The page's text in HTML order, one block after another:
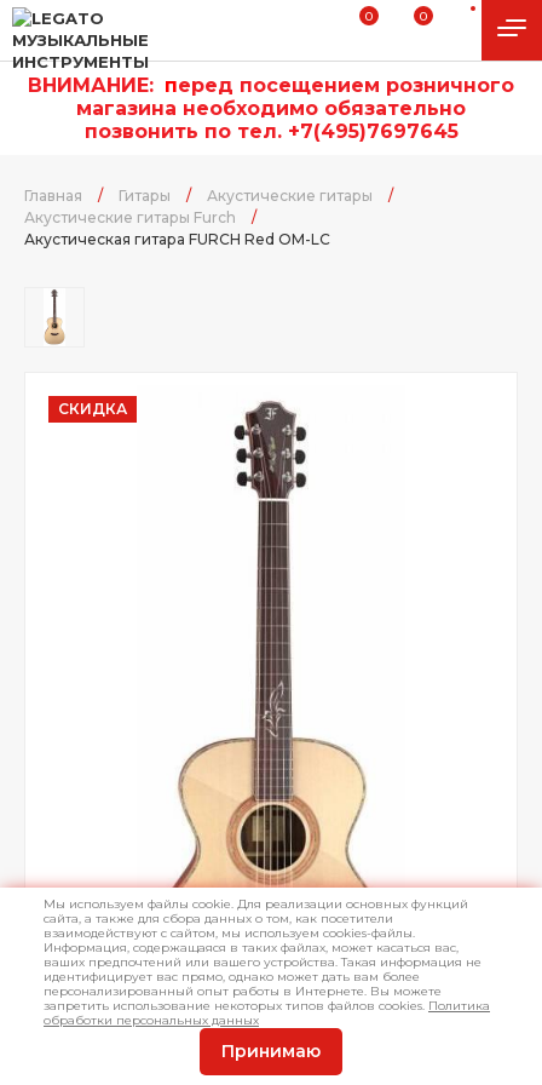
0 0
ВНИМАНИЕ: перед посещением розничного
магазина необходимо обязательно
позвонить по тел. +7(495)7697645
Главная / Гитары / Акустические гитары
/
Акустические гитары Furch
/
Акустическая гитара FURCH Red OM-LC
СКИДКА
Мы используем файлы cookie. Для реализации основных функций
сайта, а также для сбора данных о том, как посетители
взаимодействуют с сайтом, мы используем cookies-файлы.
Информация, содержащаяся в таких файлах, может касаться вас,
ваших предпочтений или вашего устройства. Такая информация не
идентифицирует вас прямо, однако может дать вам более
персонализированный опыт работы в Интернете. Вы можете
запретить использование некоторых типов файлов cookies. Политика
обработки персональных данных
Принимаю